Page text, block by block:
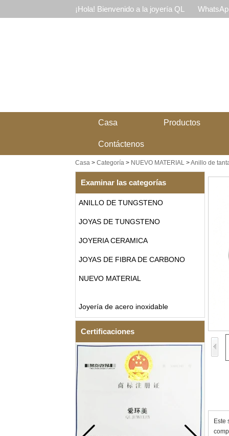
¡Hola! Bienvenido a la joyería QL
Casa Productos
Contáctenos
Casa> Categoría> NUEVO MATERIAL>Anillo de
Examinar las categorías
ANILLO DE TUNGSTENO
JOYAS DE TUNGSTENO
JOYERIA CERAMICA
JOYAS DE FIBRA DE CARBONO
NUEVO MATERIAL
Joyería de acero inoxidable
Certificaciones
Este